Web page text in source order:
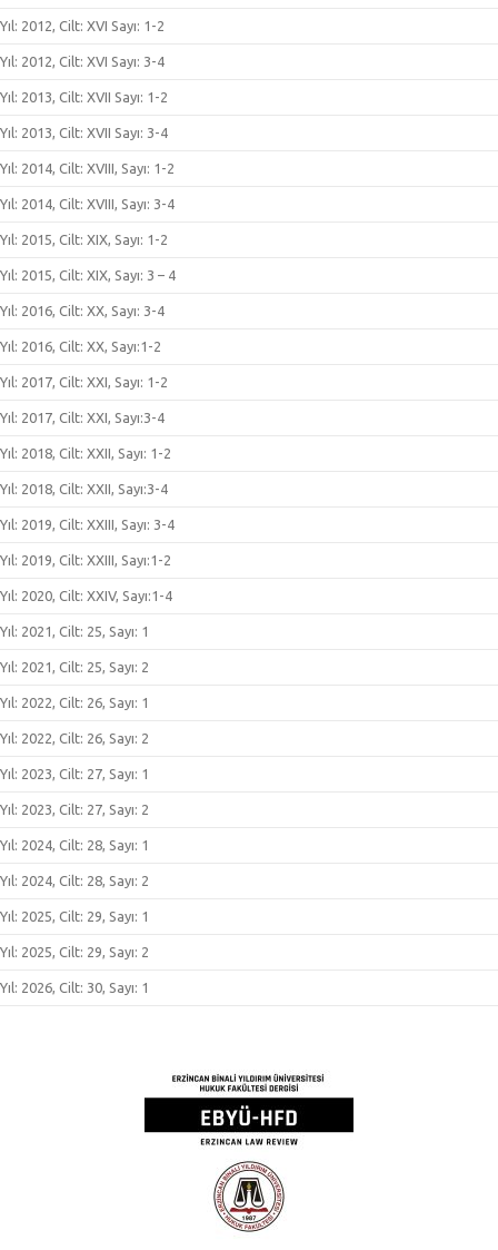
Yıl: 2012, Cilt: XVI Sayı: 1-2
Yıl: 2012, Cilt: XVI Sayı: 3-4
Yıl: 2013, Cilt: XVII Sayı: 1-2
Yıl: 2013, Cilt: XVII Sayı: 3-4
Yıl: 2014, Cilt: XVIII, Sayı: 1-2
Yıl: 2014, Cilt: XVIII, Sayı: 3-4
Yıl: 2015, Cilt: XIX, Sayı: 1-2
Yıl: 2015, Cilt: XIX, Sayı: 3 – 4
Yıl: 2016, Cilt: XX, Sayı: 3-4
Yıl: 2016, Cilt: XX, Sayı:1-2
Yıl: 2017, Cilt: XXI, Sayı: 1-2
Yıl: 2017, Cilt: XXI, Sayı:3-4
Yıl: 2018, Cilt: XXII, Sayı: 1-2
Yıl: 2018, Cilt: XXII, Sayı:3-4
Yıl: 2019, Cilt: XXIII, Sayı: 3-4
Yıl: 2019, Cilt: XXIII, Sayı:1-2
Yıl: 2020, Cilt: XXIV, Sayı:1-4
Yıl: 2021, Cilt: 25, Sayı: 1
Yıl: 2021, Cilt: 25, Sayı: 2
Yıl: 2022, Cilt: 26, Sayı: 1
Yıl: 2022, Cilt: 26, Sayı: 2
Yıl: 2023, Cilt: 27, Sayı: 1
Yıl: 2023, Cilt: 27, Sayı: 2
Yıl: 2024, Cilt: 28, Sayı: 1
Yıl: 2024, Cilt: 28, Sayı: 2
Yıl: 2025, Cilt: 29, Sayı: 1
Yıl: 2025, Cilt: 29, Sayı: 2
Yıl: 2026, Cilt: 30, Sayı: 1